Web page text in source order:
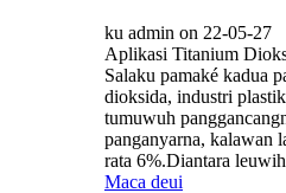
ku admin on 22-05-27
Aplikasi Titanium
Salaku pamaké kadua
dioksida, industri
tumuwuh
panganyarna, kalawan
rata 6%.Diantara
Maca deui